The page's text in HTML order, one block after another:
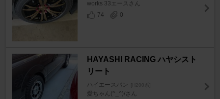
works 33エースさん
74
0
HAYASHI RACING ハヤシスト
リート
ハイエースバン [H200系]
愛ちゃん(^_^)/さん